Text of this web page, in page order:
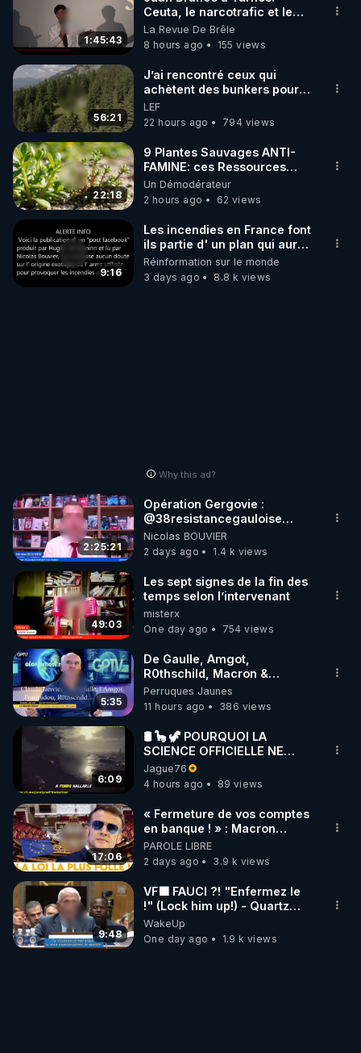
1:45:43
Ceuta, le narcotrafic et le
pouvoir en France
La Revue De Brêle
8 hours ago
155 views
56:21
J’ai rencontré ceux qui
achètent des bunkers pour
survivre à la fin du monde
LEF
22 hours ago
794 views
22:18
9 Plantes Sauvages ANTI-
FAMINE: ces Ressources
JARDIN&des Haies
Un Démodérateur
2 hours ago
62 views
9:16
Les incendies en France font
ils partie d' un plan qui aurait
débuté le 11 septembre 2001
?
Réinformation sur le monde
3 days ago
8.8 k views
Why this ad?
2:25:21
Opération Gergovie :
‪@38resistancegauloise‬
‪@MarionSigautOfficiel‬
‪@gladysriifard5710‬ Laëtitia
Nicolas BOUVIER
2 days ago
1.4 k views
49:03
Les sept signes de la fin des
temps selon l’intervenant
misterx
One day ago
754 views
5:35
De Gaulle, Amgot,
R0thschild, Macron &
Pompidou… Macron Claude
Janvier, GPTV, 18 X 2024
Perruques Jaunes
11 hours ago
386 views
6:09
🛢 🦕 🦖 POURQUOI LA
SCIENCE OFFICIELLE NE
CONNAÎT-ELLE PAS LA VRAIE
ORIGINE DU PÉTROLE ?
Jague76
4 hours ago
89 views
17:06
« Fermeture de vos comptes
en banque ! » : Macron
impose une loi folle !
PAROLE LIBRE
2 days ago
3.9 k views
9:48
VF🟩 FAUCI ?! "Enfermez le
!" (Lock him up!) - Quartz
Traduction
WakeUp
One day ago
1.9 k views